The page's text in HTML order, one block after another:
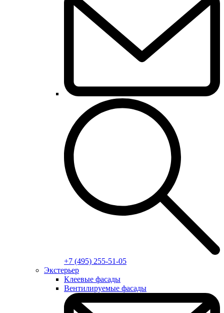
+7 (495) 255-51-05
Экстерьер
Клеевые фасады
Вентилируемые фасады